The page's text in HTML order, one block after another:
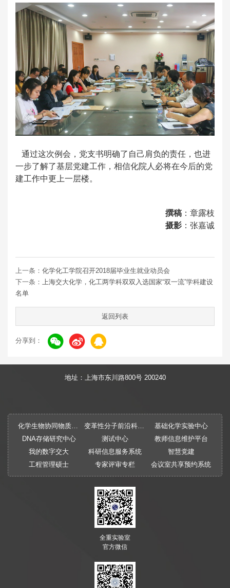
通过这次例会，党支书明确了自己肩负的责任，也进
一步了解了基层党建工作，相信化院人必将在今后的党
建工作中更上一层楼。
撰稿 ：章露枝
摄影 ：张嘉诚
上一条： 化学化工学院召开2018届毕业生就业动员会
下一条：
上海交大化学，化工两学科双双入选国家“双一流”学科建设
名单
返回列表
分享到：
地址：上海市东川路800号 200240
化学生物协同物质创制全国重点实验室 变革性分子前沿科学中心
基础化学实验中心
DNA存储研究中心
测试中心
教师信息维护平台
我的数字交大
科研信息服务系统
智慧党建
工程管理硕士
专家评审专栏 会议室共享预约系统
全重实验室
官方微信